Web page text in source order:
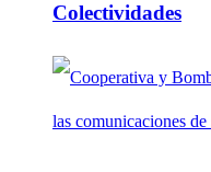
Colectividades